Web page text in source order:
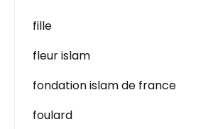
fille
fleur islam
fondation islam de france
foulard